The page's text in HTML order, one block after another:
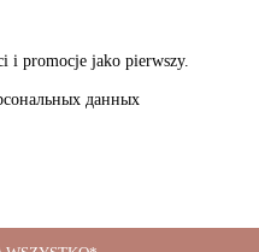
i promocje jako pierwszy.
данных